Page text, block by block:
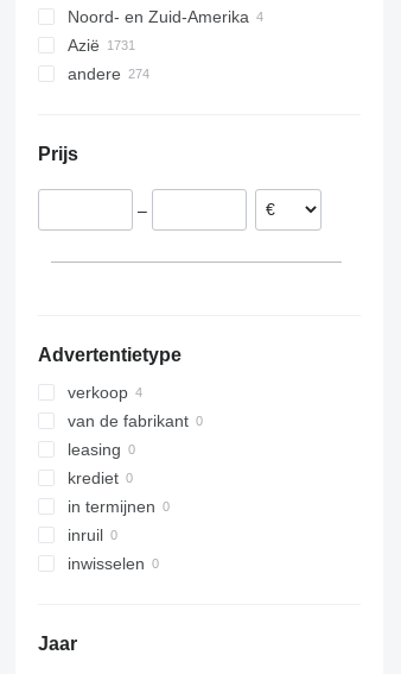
Polen
Duitsland
Hongarije
Verenigd Koninkrijk
Noorwegen
Noord- en Zuid-Amerika
VS
Mexico
Azië
China
Oezbekistan
Azerbeidzjan
andere
Argentinië
Marokko
Prijs
–
Advertentietype
verkoop
van de fabrikant
leasing
krediet
in termijnen
inruil
inwisselen
Jaar